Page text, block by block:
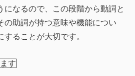
になるので、この段階から動詞と
の助詞が持つ意味や機能につい
ることが大切です。
す